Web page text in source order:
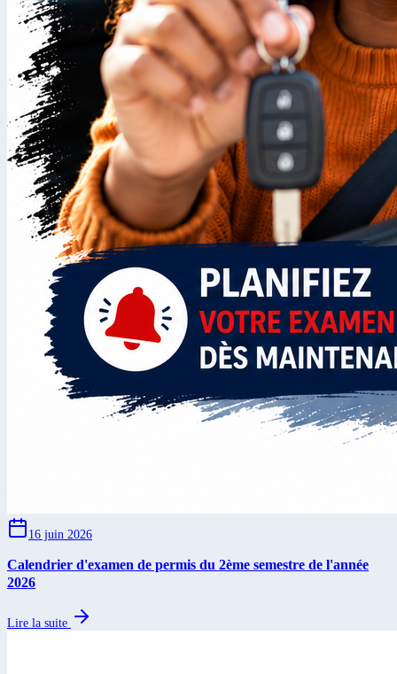
16 juin 2026
Calendrier d'examen de permis du 2ème semestre de l'année
2026
Lire la suite